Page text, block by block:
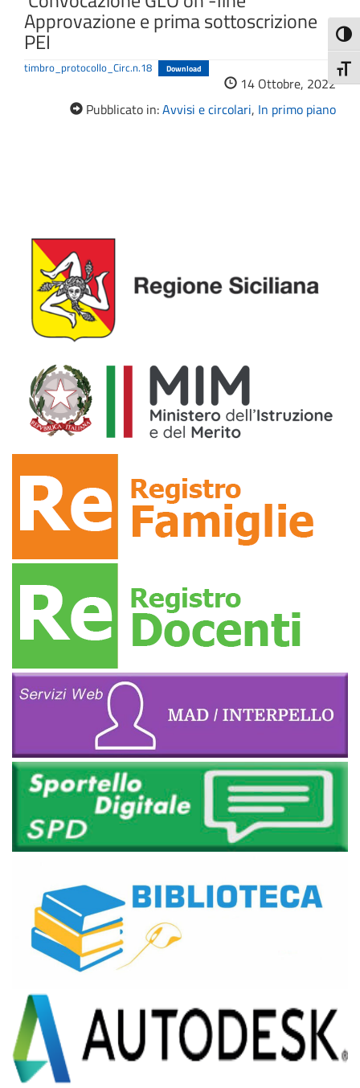
Approvazione e prima sottoscrizione
PEI
timbro_protocollo_Circ.n.18 Download
14 Ottobre, 2022
Pubblicato in:Avvisi e circolari, In primo piano